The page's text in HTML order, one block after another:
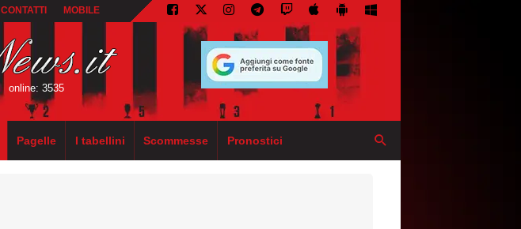
CONTATTI MOBILE
online: 3535
Pagelle I tabellini Scommesse Pronostici